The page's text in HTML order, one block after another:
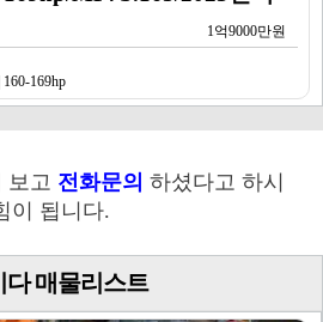
1억9000만원
169hp
보고 전화문의 하셨다고 하시
이 됩니다.
다 매물리스트